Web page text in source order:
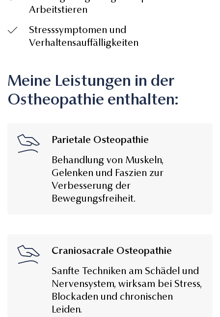
Arbeitstieren
Stresssymptomen und
Verhaltensauffälligkeiten
Meine Leistungen in der
Ostheopathie enthalten:
Parietale Osteopathie
Behandlung von Muskeln,
Gelenken und Faszien zur
Verbesserung der
Bewegungsfreiheit.
Craniosacrale Osteopathie
Sanfte Techniken am Schädel und
Nervensystem, wirksam bei Stress,
Blockaden und chronischen
Leiden.